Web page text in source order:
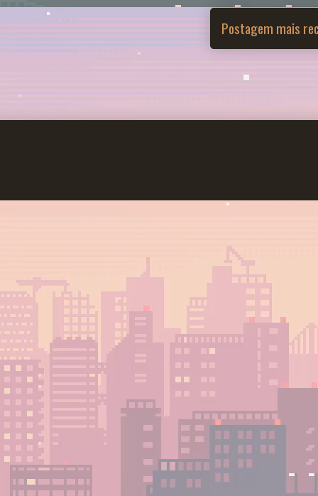
Postagem mais